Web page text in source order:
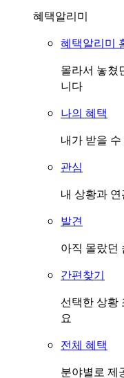
혜택알리미
혜택알리미
몰라서 놓쳤
니다
나의 혜택
내가 받을
관심
내 상황과
발견
아직 몰랐던
간편찾기
선택한 상황
요
전체 혜택
분야별로 제